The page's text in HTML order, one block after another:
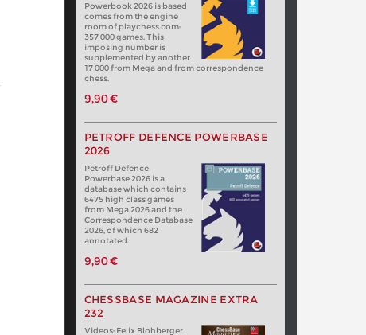
Powerbook 2026 is based
comes from the engine
room of playchess.com:
357 000 games. This
imposing number is
supplemented by another
17 000 from Mega and from correspondence
chess.
9,90 €
PETROFF DEFENCE POWERBASE
2026
Petroff Defence
Powerbase 2026 is a
database which contains
6475 high class games
from Mega 2026 and the
Correspondence Database
2026, of which 682
annotated.
9,90 €
CHESSBASE MAGAZINE EXTRA
232
Videos: Felix Blohberger